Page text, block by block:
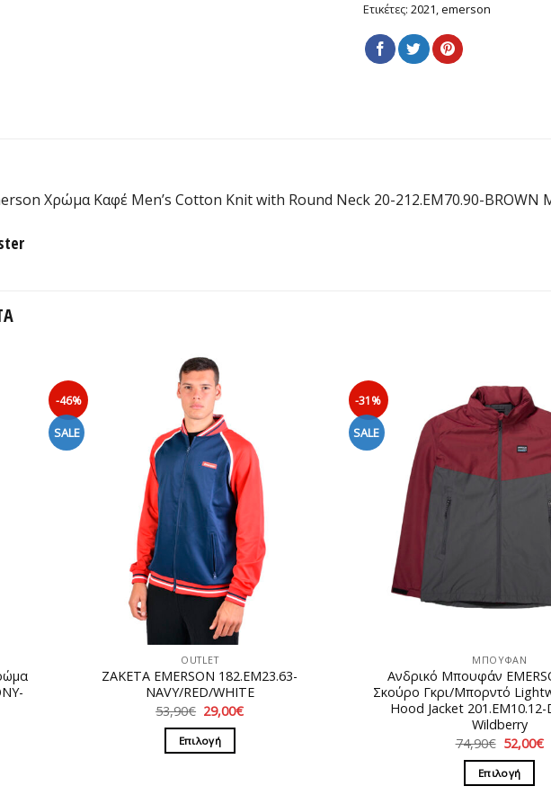
Ετικέτες: 2021,emerson
Xρώμα Καφέ Men’s Cotton Knit with Round Neck 20-212.EM70.90-BROWN
-46%
SALE
OUTLET
ΖΑΚΕΤΑ EMERSON 182.EM23.63-
NAVY/RED/WHITE
53,90€ Original
price
was:
53,90€.
29,00€Η
Επιλογή
-31%
SALE
ΜΠΟΥΦΑΝ
Ανδρικό Μπουφάν
Σκούρο Γκρι/Μπορντό
Hood Jacket
Wildberry
74,90€ Original
price
was:
74,90€.
52,00€
Επιλογή